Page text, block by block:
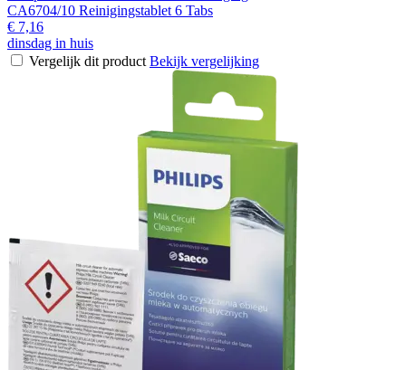
CA6704/10 Reinigingstablet 6 Tabs
€ 7,16
dinsdag in huis
Vergelijk dit product Bekijk vergelijking